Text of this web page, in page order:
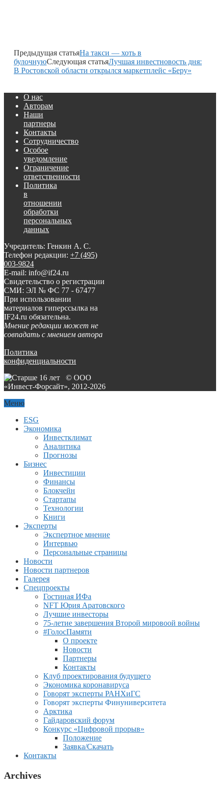
Предыдущая статьяНа такси — хоть в
булочнуюСледующая статьяЛучшая инвестновость дня:
В Ростовской области открылся маркетплейс «Беру»
О нас
Авторам
Наши
партнеры
Контакты
Сотрудничество
Особое
уведомление
Ограничение
ответственности
Политика
в
отношении
обработки
персональных
данных
Учредитель: Генкин А. С.
Телефон редакции: +7 (495)
003-9824
E-mail: info@if24.ru
Свидетельство о регистрации
СМИ: ЭЛ № ФС 77 - 67477
При использовании
материалов гиперссылка на
IF24.ru обязательна.
Мнение редакции может не
совпадать с мнением автора
Политика
конфиденциальности
© ООО
«Инвест-Форсайт», 2012-2026
Меню
ESG
Экономика
Инвестклимат
Аналитика
Прогнозы
Бизнес
Инвестиции
Финансы
Блокчейн
Стартапы
Технологии
Книги
Эксперты
Экспертное мнение
Интервью
Персональные страницы
Новости
Новости партнеров
Галерея
Спецпроекты
Гостиная ИФа
NFT Юрия Аратовского
Лучшие инвесторы
75-летие завершения Второй мировоой войны
#ГолосПамяти
О проекте
Новости
Партнеры
Контакты
Клуб проектирования будущего
Экономика коронавируса
Говорят эксперты РАНХиГС
Говорят эксперты Финуниверситета
Арктика
Гайдаровский форум
Конкурс «Цифровой прорыв»
Положение
Заявка/Скачать
Контакты
Archives